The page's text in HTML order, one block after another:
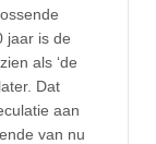
jaar is de
als ‘de
Dat
aan
van nu